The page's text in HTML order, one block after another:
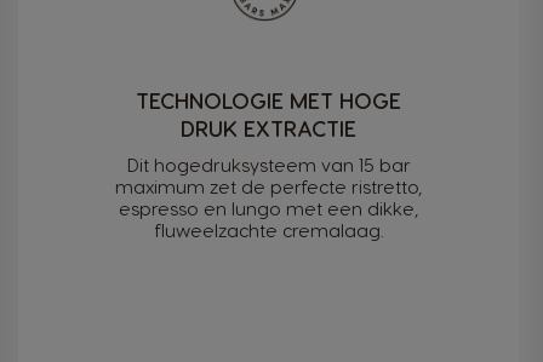
TECHNOLOGIE MET HOGE
DRUK EXTRACTIE
Dit hogedruksysteem van 15 bar
maximum zet de perfecte ristretto,
espresso en lungo met een dikke,
fluweelzachte cremalaag.